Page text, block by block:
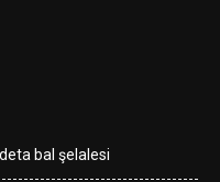
bal şelalesi